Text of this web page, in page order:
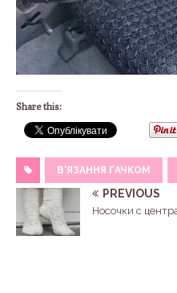
Share this:
В'ЯЗАННЯ ГАЧКОМ
PREVIOUS
Носочки с